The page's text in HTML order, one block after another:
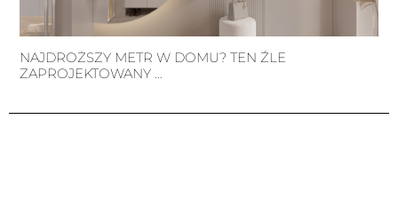
NAJDROŻSZY METR W DOMU? TEN ŹLE
ZAPROJEKTOWANY …